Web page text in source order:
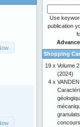
Use
publication
Shopping
19 x Volume
(2024)
4 x